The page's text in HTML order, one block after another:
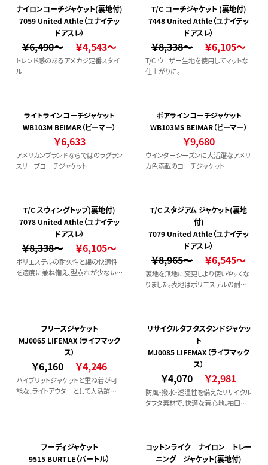
ナイロンコーチジャケット(裏地付)
7059 United Athle（ユナイテッ
ドアスレ）
￥6,490～ ￥4,543～
トレンド感のあるアメカジ定番スタイ
ル
T/C コーチジャケット (裏地付)
7448 United Athle（ユナイテッ
ドアスレ）
￥8,338～ ￥6,105～
T/C ウェザー生地を使用してマットな
仕上がりに。
ライトラインコーチジャケット
WB103M BEIMAR（ビーマー）
￥6,633
アメリカンブランドならではのラグラン
スリーブコーチジャケット
ボアラインコーチジャケット
WB103MS BEIMAR（ビーマー）
￥9,680
ウインターシーズンに大活躍なアメリ
カ色満載のコーチジャケット
T/C スウィングトップ(裏地付)
7078 United Athle（ユナイテッ
ドアスレ）
￥8,338～ ￥6,105～
ポリエステルの耐久性と綿の快適性
を適度に兼ね備え、型崩れが少ないの
T/C スタジアム ジャケット(裏地
付)
7079 United Athle（ユナイテッ
ドアスレ）
￥8,965～ ￥6,545～
裏地を無地に変更しより使いやすくな
りました。表地はポリエステルの耐久
フリースジャケット
MJ0065 LIFEMAX（ライフマック
ス）
￥6,160 ￥4,246
ハイブリットジャケットと重ね着が可
能な、ライトアウターとして大活躍の
リサイクルタフタスタンドジャケッ
ト
MJ0085 LIFEMAX（ライフマック
ス）
￥4,070 ￥2,981
防風・撥水・透湿性を備えたリサイクル
タフタ素材で、快適な着心地。袖口＆
会的なニュアンスカラーで、コーディネ
ートの幅が広がります。
フーディジャケット
9515 BURTLE（バートル）
コットンライク ナイロン トレー
ニング ジャケット(裏地付)